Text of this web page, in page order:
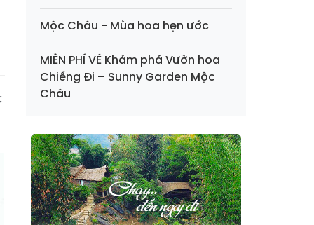
Mộc Châu - Mùa hoa hẹn ước
MIỄN PHÍ VÉ Khám phá Vườn hoa
Chiềng Đi – Sunny Garden Mộc
Châu